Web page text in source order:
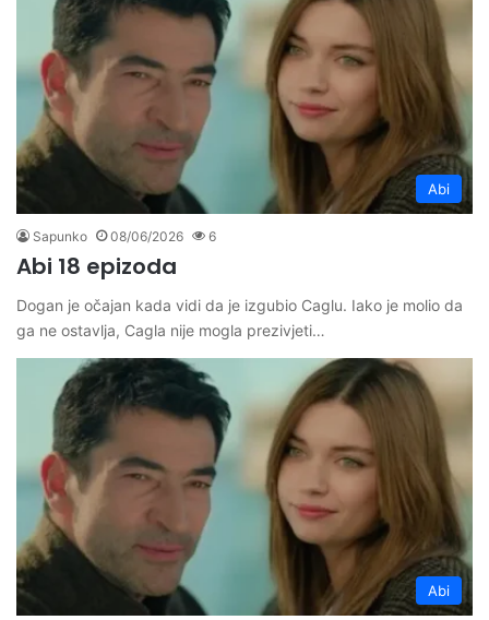
Abi
Sapunko 08/06/2026 6
Abi 18 epizoda
Dogan je očajan kada vidi da je izgubio Caglu. Iako je molio da
ga ne ostavlja, Cagla nije mogla prezivjeti…
Abi